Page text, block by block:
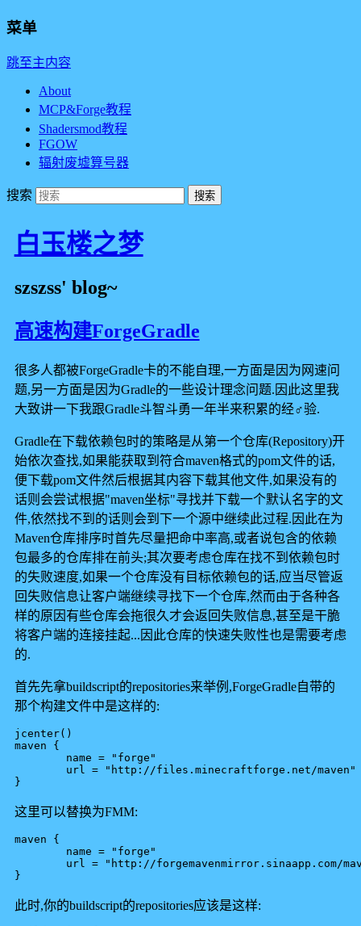
菜单
跳至主内容
About
MCP&Forge教程
Shadersmod教程
FGOW
辐射废墟算号器
搜索
白玉楼之梦
szszss' blog~
高速构建ForgeGradle
很多人都被ForgeGradle卡的不能自理,一方面是因为网速问
题,另一方面是因为Gradle的一些设计理念问题.因此这里我
大致讲一下我跟Gradle斗智斗勇一年半来积累的经♂验.
Gradle在下载依赖包时的策略是从第一个仓库(Repository)开
始依次查找,如果能获取到符合maven格式的pom文件的话,
便下载pom文件然后根据其内容下载其他文件,如果没有的
话则会尝试根据"maven坐标"寻找并下载一个默认名字的文
件,依然找不到的话则会到下一个源中继续此过程.因此在为
Maven仓库排序时首先尽量把命中率高,或者说包含的依赖
包最多的仓库排在前头;其次要考虑仓库在找不到依赖包时
的失败速度,如果一个仓库没有目标依赖包的话,应当尽管返
回失败信息让客户端继续寻找下一个仓库,然而由于各种各
样的原因有些仓库会拖很久才会返回失败信息,甚至是干脆
将客户端的连接挂起...因此仓库的快速失败性也是需要考虑
的.
首先先拿buildscript的repositories来举例,ForgeGradle自带的
那个构建文件中是这样的:
jcenter()
maven {
这里可以替换为FMM:
maven {
此时,你的buildscript的repositories应该是这样: